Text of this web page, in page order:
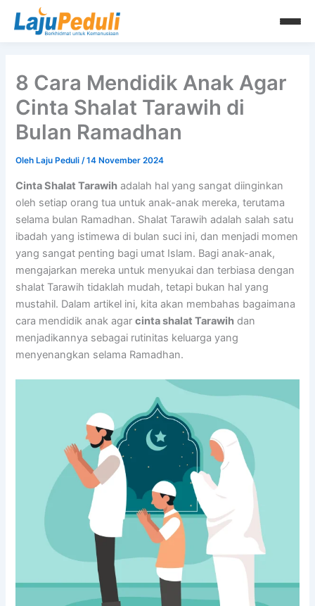
8 Cara Mendidik Anak Agar
Cinta Shalat Tarawih di
Bulan Ramadhan
Oleh Laju Peduli/14 November 2024
Cinta Shalat Tarawih adalah hal yang sangat diinginkan
oleh setiap orang tua untuk anak-anak mereka, terutama
selama bulan Ramadhan. Shalat Tarawih adalah salah satu
ibadah yang istimewa di bulan suci ini, dan menjadi momen
yang sangat penting bagi umat Islam. Bagi anak-anak,
mengajarkan mereka untuk menyukai dan terbiasa dengan
shalat Tarawih tidaklah mudah, tetapi bukan hal yang
mustahil. Dalam artikel ini, kita akan membahas bagaimana
cara mendidik anak agarcinta shalat Tarawih dan
menjadikannya sebagai rutinitas keluarga yang
menyenangkan selama Ramadhan.